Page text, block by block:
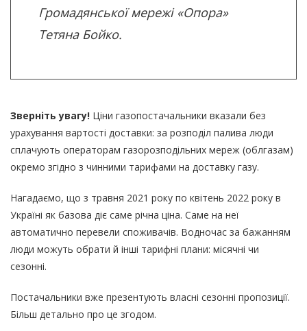
Громадянської мережі «Опора»
Тетяна Бойко.
Зверніть увагу! Ціни газопостачальники вказали без
урахування вартості доставки: за розподіл палива люди
сплачують операторам газорозподільних мереж (облгазам)
окремо згідно з чинними тарифами на доставку газу.
Нагадаємо, що з травня 2021 року по квітень 2022 року в
Україні як базова діє саме річна ціна. Саме на неї
автоматично перевели споживачів. Водночас за бажанням
люди можуть обрати й інші тарифні плани: місячні чи
сезонні.
Постачальники вже презентують власні сезонні пропозиції.
Більш детально про це згодом.